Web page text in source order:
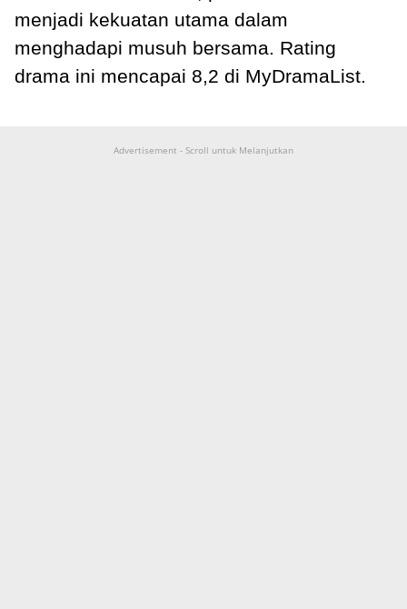
menjadi kekuatan utama dalam
menghadapi musuh bersama. Rating
drama ini mencapai 8,2 di MyDramaList.
Advertisement - Scroll untuk Melanjutkan